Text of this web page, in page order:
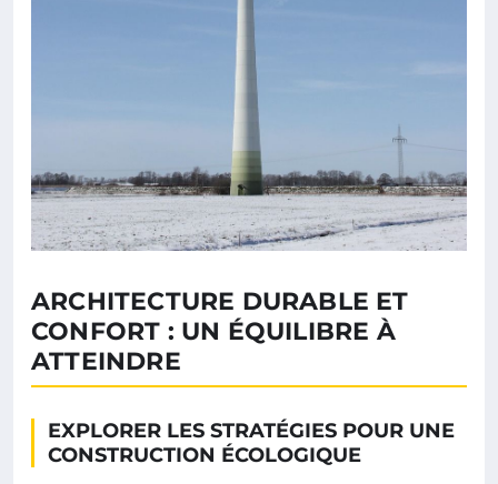
ARCHITECTURE DURABLE ET
CONFORT : UN ÉQUILIBRE À
ATTEINDRE
EXPLORER LES STRATÉGIES POUR UNE
CONSTRUCTION ÉCOLOGIQUE